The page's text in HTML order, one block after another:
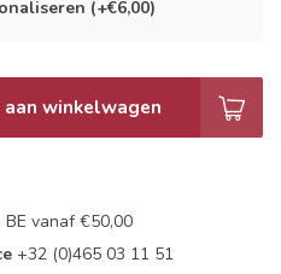
(+€6,00)
winkelwagen
BE vanaf €50,00
+32 (0)465 03 11 51